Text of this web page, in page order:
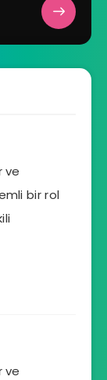
ve
bir rol
ve